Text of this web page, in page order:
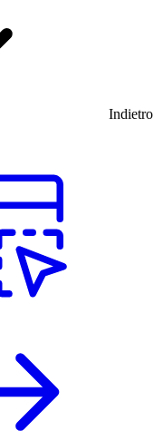
Indietro